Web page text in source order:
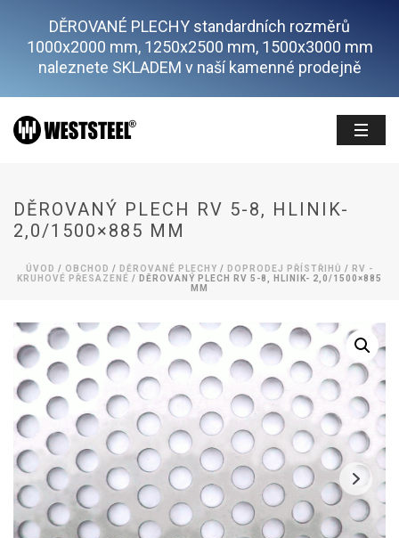
DĚROVANÉ PLECHY standardních rozměrů
1000x2000 mm, 1250x2500 mm, 1500x3000 mm
naleznete SKLADEM v naší kamenné prodejně
DĚROVANÝ PLECH RV 5-8, HLINIK-
2,0/1500×885 MM
ÚVOD / OBCHOD / DĚROVANÉ PLECHY / DOPRODEJ PŘÍSTŘIHŮ / RV -
KRUHOVÉ PŘESAZENÉ / DĚROVANÝ PLECH RV 5-8, HLINIK- 2,0/1500×885
MM